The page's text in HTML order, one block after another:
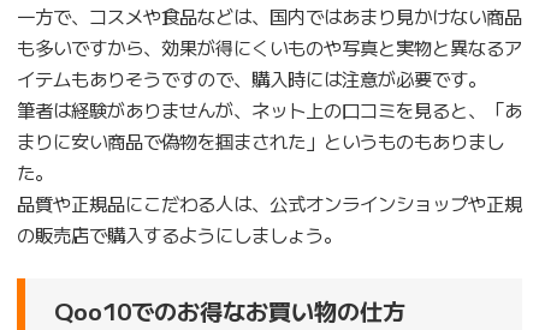
一方で、コスメや食品などは、国内ではあまり見かけない商品
も多いですから、効果が得にくいものや写真と実物と異なるア
イテムもありそうですので、購入時には注意が必要です。
筆者は経験がありませんが、ネット上の口コミを見ると、「あ
まりに安い商品で偽物を掴まされた」というものもありまし
た。
品質や正規品にこだわる人は、公式オンラインショップや正規
の販売店で購入するようにしましょう。
Qoo10でのお得なお買い物の仕方